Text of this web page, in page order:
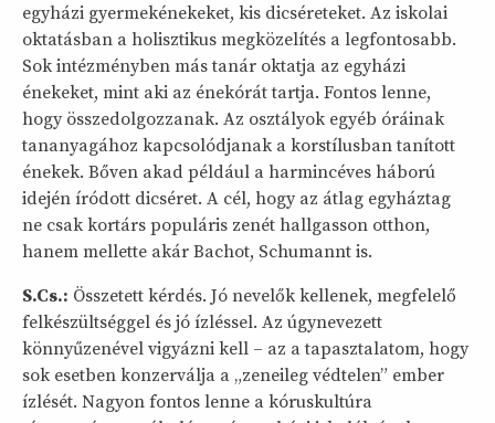
egyházi gyermekénekeket, kis dicséreteket. Az iskolai
oktatásban a holisztikus megközelítés a legfontosabb.
Sok intézményben más tanár oktatja az egyházi
énekeket, mint aki az énekórát tartja. Fontos lenne,
hogy összedolgozzanak. Az osztályok egyéb óráinak
tananyagához kapcsolódjanak a korstílusban tanított
énekek. Bőven akad például a harmincéves háború
idején íródott dicséret. A cél, hogy az átlag egyháztag
ne csak kortárs populáris zenét hallgasson otthon,
hanem mellette akár Bachot, Schumannt is.
S.Cs.: Összetett kérdés. Jó nevelők kellenek, megfelelő
felkészültséggel és jó ízléssel. Az úgynevezett
könnyűzenével vigyázni kell – az a tapasztalatom, hogy
sok esetben konzerválja a „zeneileg védtelen” ember
ízlését. Nagyon fontos lenne a kóruskultúra